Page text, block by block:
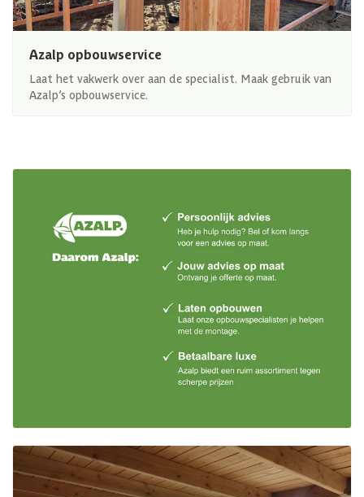
Azalp opbouwservice
Laat het vakwerk over aan de specialist. Maak gebruik van
Azalp’s opbouwservice.